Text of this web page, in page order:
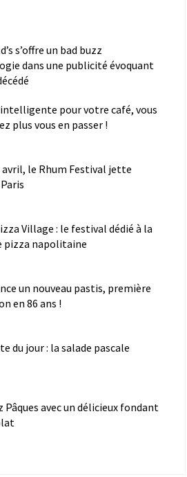
s’offre un bad buzz
dans une publicité évoquant
intelligente pour votre café, vous
plus vous en passer !
avril, le Rhum Festival jette
Village : le festival dédié à la
pizza napolitaine
un nouveau pastis, première
en 86 ans !
du jour : la salade pascale
Pâques avec un délicieux fondant